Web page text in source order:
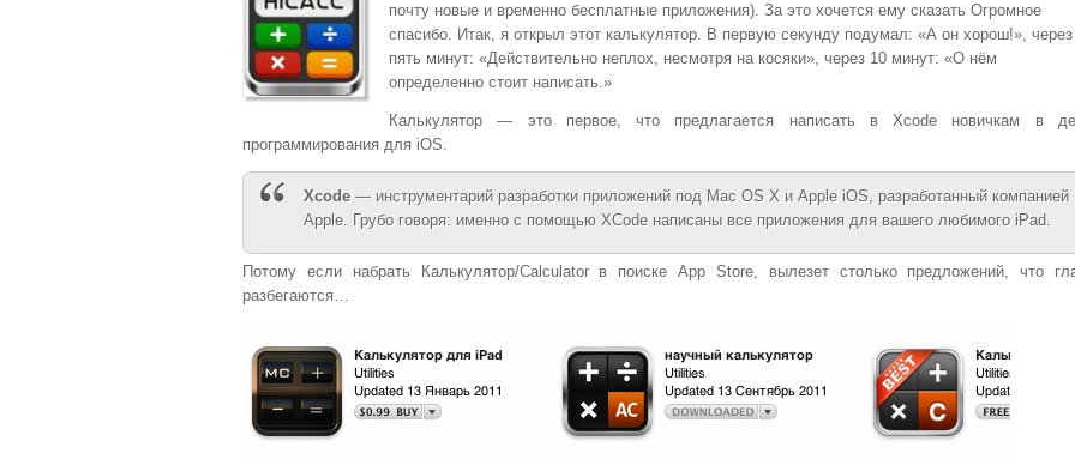
почту новые и временно бесплатные приложения). За это хочется ему сказать Огромное
спасибо. Итак, я открыл этот калькулятор. В первую секунду подумал: «А он хорош!», через
пять минут: «Действительно неплох, несмотря на косяки», через 10 минут: «О нём
определенно стоит написать.»
Калькулятор — это первое, что предлагается написать в Xcode новичкам в
программирования для iOS.
Xcode — инструментарий разработки приложений под Mac OS X и Apple iOS, разработанный компанией
Apple. Грубо говоря: именно с помощью XCode написаны все приложения для вашего любимого iPad.
Потому если набрать Калькулятор/Calculator в поиске App Store, вылезет столько предложений, что
разбегаются…